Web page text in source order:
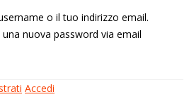
o il tuo indirizzo email.
nuova password via email
Accedi